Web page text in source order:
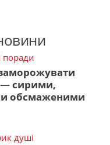
поради
— сирими,
обсмаженими
душі